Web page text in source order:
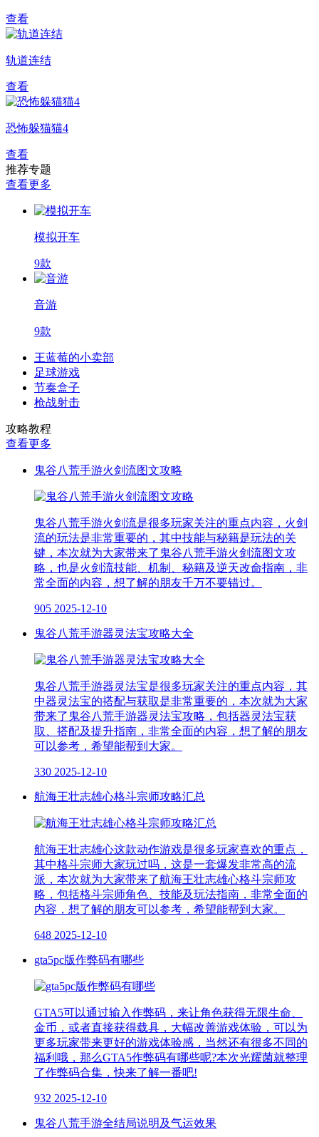
查看
轨道连结
查看
恐怖躲猫猫4
查看
推荐专题
查看更多
模拟开车
9款
音游
9款
王蓝莓的小卖部
足球游戏
节奏盒子
枪战射击
攻略教程
查看更多
鬼谷八荒手游火剑流图文攻略
鬼谷八荒手游火剑流是很多玩家关注的重点内容，火剑
流的玩法是非常重要的，其中技能与秘籍是玩法的关
键，本次就为大家带来了鬼谷八荒手游火剑流图文攻
略，也是火剑流技能、机制、秘籍及逆天改命指南，非
常全面的内容，想了解的朋友千万不要错过。
905 2025-12-10
鬼谷八荒手游器灵法宝攻略大全
鬼谷八荒手游器灵法宝是很多玩家关注的重点内容，其
中器灵法宝的搭配与获取是非常重要的，本次就为大家
带来了鬼谷八荒手游器灵法宝攻略，包括器灵法宝获
取、搭配及提升指南，非常全面的内容，想了解的朋友
可以参考，希望能帮到大家。
330 2025-12-10
航海王壮志雄心格斗宗师攻略汇总
航海王壮志雄心这款动作游戏是很多玩家喜欢的重点，
其中格斗宗师大家玩过吗，这是一套爆发非常高的流
派，本次就为大家带来了航海王壮志雄心格斗宗师攻
略，包括格斗宗师角色、技能及玩法指南，非常全面的
内容，想了解的朋友可以参考，希望能帮到大家。
648 2025-12-10
gta5pc版作弊码有哪些
GTA5可以通过输入作弊码，来让角色获得无限生命、
金币，或者直接获得载具，大幅改善游戏体验，可以为
更多玩家带来更好的游戏体验感，当然还有很多不同的
福利哦，那么GTA5作弊码有哪些呢?本次光耀菌就整理
了作弊码合集，快来了解一番吧!
932 2025-12-10
鬼谷八荒手游全结局说明及气运效果